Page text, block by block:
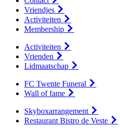
Vriendjes
Activiteiten
Membership
Activiteiten
Vrienden
Lidmaatschap
FC Twente Funeral
Wall of fame
Skyboxarrangement
Restaurant Bistro de Veste